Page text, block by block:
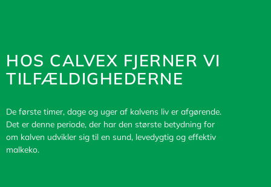
HOS CALVEX FJERNER VI
TILFÆLDIGHEDERNE
De første timer, dage og uger af kalvens liv er afgørende.
Det er denne periode, der har den største betydning for
om kalven udvikler sig til en sund, levedygtig og effektiv
malkeko.